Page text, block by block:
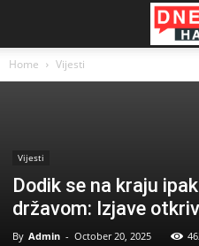
Home Vijesti
Vijesti
Dodik se na kraju
državom: Izjave
By Admin - October 20, 2025